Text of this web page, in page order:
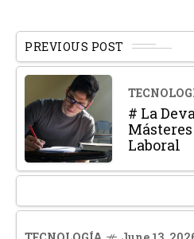
PREVIOUS POST
# La
Laboral